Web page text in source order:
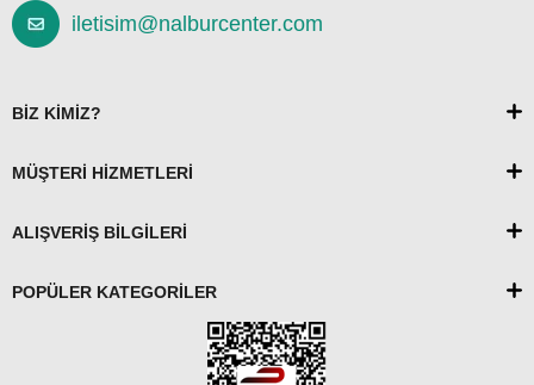
iletisim@nalburcenter.com
BİZ KİMİZ?
MÜŞTERİ HİZMETLERİ
ALIŞVERİŞ BİLGİLERİ
POPÜLER KATEGORİLER